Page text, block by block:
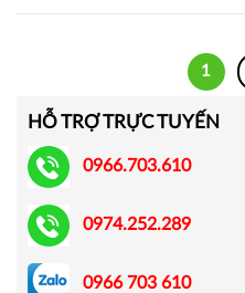
1
HỖ TRỢ TRỰC TUYẾN
0966.703.610
0974.252.289
0966 703 610